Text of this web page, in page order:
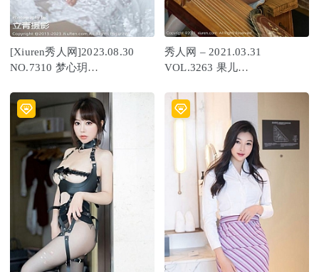
[Xiuren秀人网]2023.08.30
NO.7310 梦心玥
秀人网 – 2021.03.31
VOL.3263 果儿